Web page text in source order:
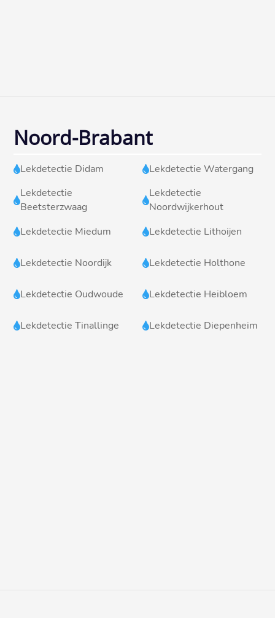
Noord-Brabant
Lekdetectie Didam Lekdetectie Watergang

Lekdetectie
Beetsterzwaag

Lekdetectie
Noordwijkerhout
Lekdetectie Miedum Lekdetectie Lithoijen
Lekdetectie Noordijk Lekdetectie Holthone
Lekdetectie Oudwoude Lekdetectie Heibloem
Lekdetectie Tinallinge Lekdetectie Diepenheim